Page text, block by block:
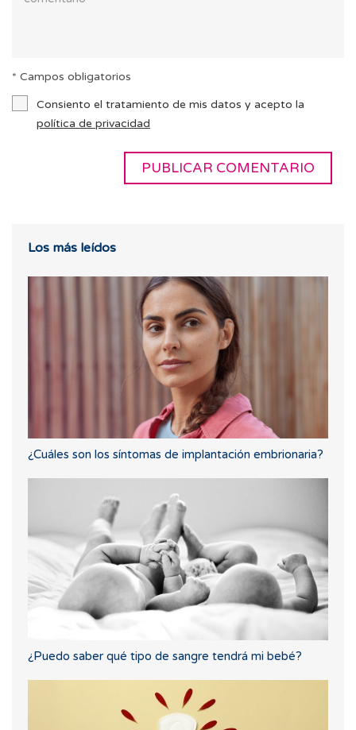
* Campos obligatorios
Consiento el tratamiento de mis datos y acepto la
política de privacidad
Los más leídos
¿Cuáles son los síntomas de implantación embrionaria?
¿Puedo saber qué tipo de sangre tendrá mi bebé?